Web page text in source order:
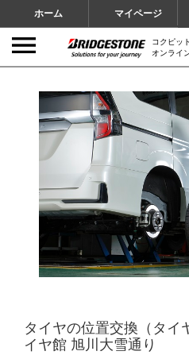
ホーム マイページ
コクピッ
オンライ
タイヤの位置交換（タイ
イヤ館 旭川大雪通り